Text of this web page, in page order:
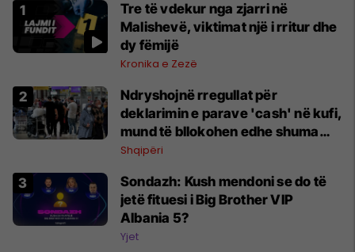
Tre të vdekur nga zjarri në
Malishevë, viktimat një i rritur dhe
dy fëmijë
Kronika e Zezë
Ndryshojnë rregullat për
deklarimin e parave 'cash' në kufi,
mund të bllokohen edhe shuma
nën 10 mijë euro
Shqipëri
Sondazh: Kush mendoni se do të
jetë fituesi i Big Brother VIP
Albania 5?
Yjet